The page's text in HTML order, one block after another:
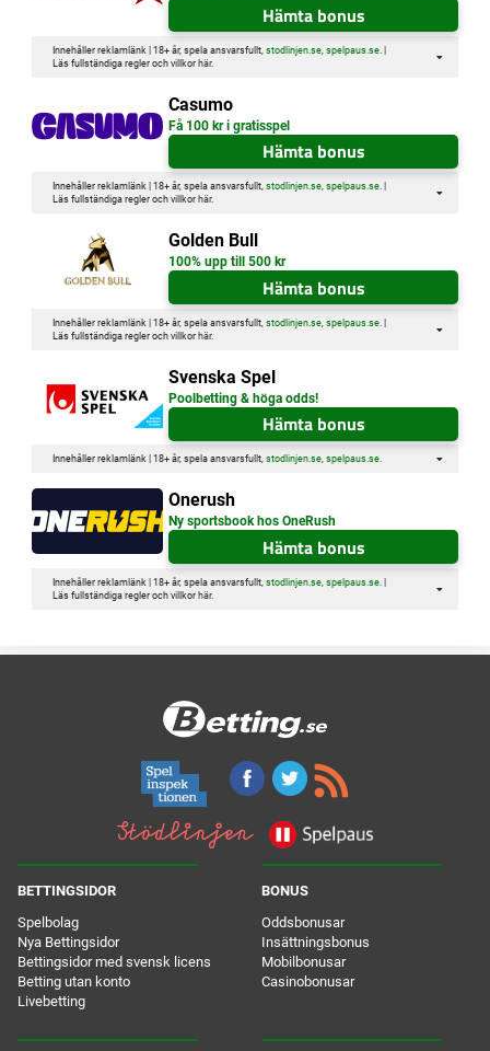
Hämta bonus
Innehåller reklamlänk | 18+ år, spela ansvarsfullt, stodlinjen.se, spelpaus.se. |
Läs fullständiga regler och villkor här.
Casumo
Få 100 kr i gratisspel
Hämta bonus
Innehåller reklamlänk | 18+ år, spela ansvarsfullt, stodlinjen.se, spelpaus.se. |
Läs fullständiga regler och villkor här.
Golden Bull
100% upp till 500 kr
Hämta bonus
Innehåller reklamlänk | 18+ år, spela ansvarsfullt, stodlinjen.se, spelpaus.se. |
Läs fullständiga regler och villkor här.
Svenska Spel
Poolbetting & höga odds!
Hämta bonus
Innehåller reklamlänk | 18+ år, spela ansvarsfullt, stodlinjen.se, spelpaus.se.
Onerush
Ny sportsbook hos OneRush
Hämta bonus
Innehåller reklamlänk | 18+ år, spela ansvarsfullt, stodlinjen.se, spelpaus.se. |
Läs fullständiga regler och villkor här.
BETTINGSIDOR
Spelbolag
Nya Bettingsidor
Bettingsidor med svensk licens
Betting utan konto
Livebetting
BONUS
Oddsbonusar
Insättningsbonus
Mobilbonusar
Casinobonusar